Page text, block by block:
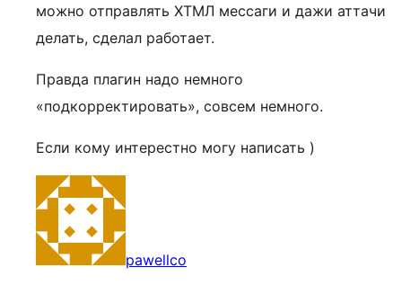
можно отправлять ХТМЛ мессаги и дажи аттачи
делать, сделал работает.
Правда плагин надо немного
«подкорректировать», совсем немного.
Если кому интерестно могу написать )
pawellco